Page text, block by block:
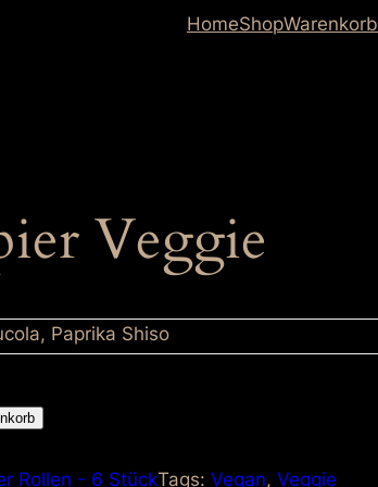
HomeShopWarenkorb
Veggie
Paprika Shiso
Rollen - 6 StückTags: Vegan, Veggie